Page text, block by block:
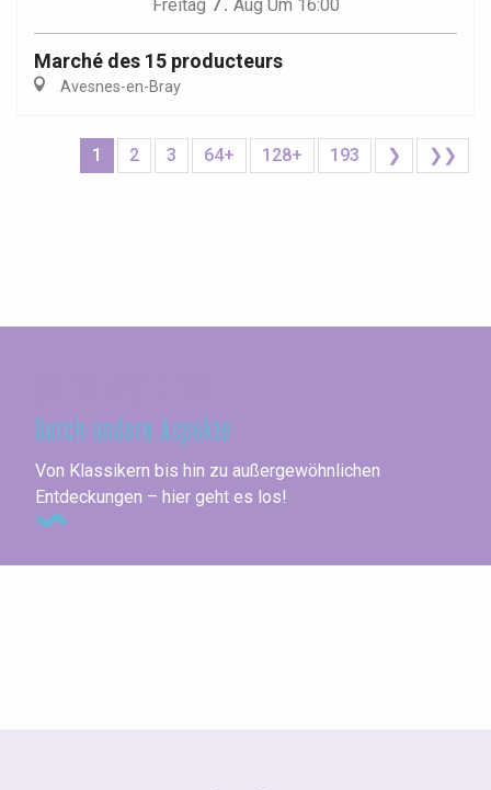
Freitag Aug Um 16:00
Marché des 15 producteurs
Avesnes-en-Bray
1 2 3 64+ 128+ 193 ❯ ❯❯
Durch andere Aspekte
Von Klassikern bis hin zu außergewöhnlichen
Entdeckungen – hier geht es los!